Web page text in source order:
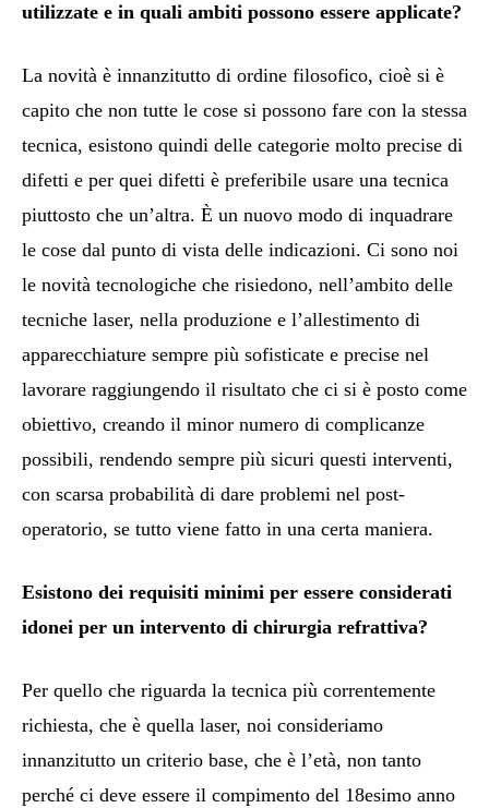
utilizzate e in quali ambiti possono essere applicate?
La novità è innanzitutto di ordine filosofico, cioè si è
capito che non tutte le cose si possono fare con la stessa
tecnica, esistono quindi delle categorie molto precise di
difetti e per quei difetti è preferibile usare una tecnica
piuttosto che un’altra. È un nuovo modo di inquadrare
le cose dal punto di vista delle indicazioni. Ci sono noi
le novità tecnologiche che risiedono, nell’ambito delle
tecniche laser, nella produzione e l’allestimento di
apparecchiature sempre più sofisticate e precise nel
lavorare raggiungendo il risultato che ci si è posto come
obiettivo, creando il minor numero di complicanze
possibili, rendendo sempre più sicuri questi interventi,
con scarsa probabilità di dare problemi nel post-
operatorio, se tutto viene fatto in una certa maniera.
Esistono dei requisiti minimi per essere considerati
idonei per un intervento di chirurgia refrattiva?
Per quello che riguarda la tecnica più correntemente
richiesta, che è quella laser, noi consideriamo
innanzitutto un criterio base, che è l’età, non tanto
perché ci deve essere il compimento del 18esimo anno